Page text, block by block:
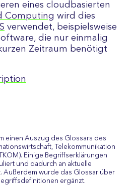
eines cloudbasierten
Computing wird dies
verwendet, beispielsweise
die nur einmalig
Zeitraum benötigt
einen Auszug des Glossars des
Telekommunikation
Einige Begriffserklärungen
und dadurch an aktuelle
Außerdem wurde das Glossar über
ergänzt.